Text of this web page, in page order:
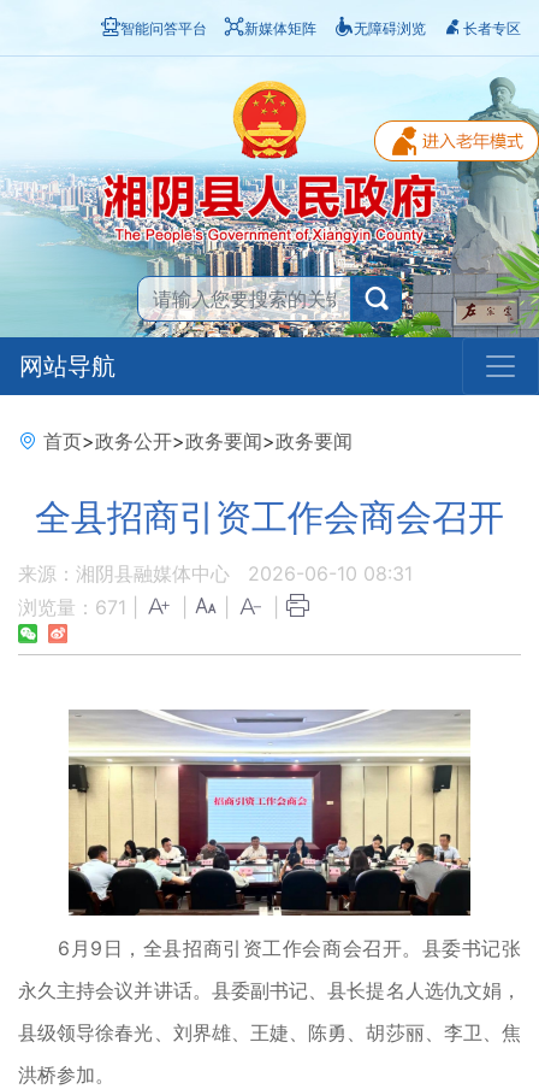
智能问答平台 新媒体矩阵 无障碍浏览 长者专区
网站导航
首页>政务公开>政务要闻>政务要闻
全县招商引资工作会商会召开
来源：湘阴县融媒体中心
2026-06-10 08:31
浏览量： 671
6月9日，全县招商引资工作会商会召开。县委书记张
永久主持会议并讲话。县委副书记、县长提名人选仇文娟，
县级领导徐春光、刘界雄、王婕、陈勇、胡莎丽、李卫、焦
洪桥参加。